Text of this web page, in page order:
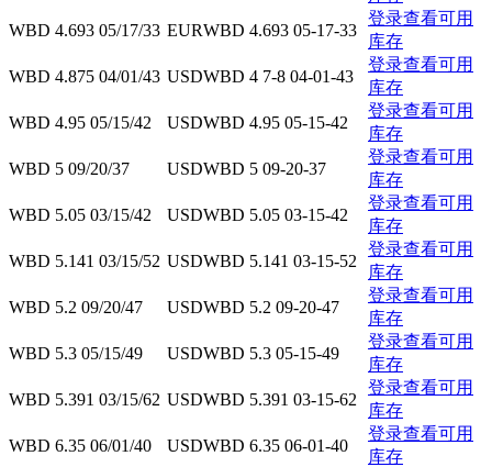
WBD 4.693 05/17/33 EURWBD 4.693 05-17-33
登录查看可用
库存
WBD 4.875 04/01/43 USDWBD 4 7-8 04-01-43
登录查看可用
库存
WBD 4.95 05/15/42
USDWBD 4.95 05-15-42
登录查看可用
库存
WBD 5 09/20/37
USDWBD 5 09-20-37
登录查看可用
库存
WBD 5.05 03/15/42
USDWBD 5.05 03-15-42
登录查看可用
库存
WBD 5.141 03/15/52 USDWBD 5.141 03-15-52
登录查看可用
库存
WBD 5.2 09/20/47
USDWBD 5.2 09-20-47
登录查看可用
库存
WBD 5.3 05/15/49
USDWBD 5.3 05-15-49
登录查看可用
库存
WBD 5.391 03/15/62 USDWBD 5.391 03-15-62
登录查看可用
库存
WBD 6.35 06/01/40
USDWBD 6.35 06-01-40
登录查看可用
库存